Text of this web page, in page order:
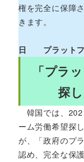
権を完全に保障
きます。
日 プラットフ
「プラ
探
韓国では、
ーム労働希望探
が、「政府のプ
認め、完全な保